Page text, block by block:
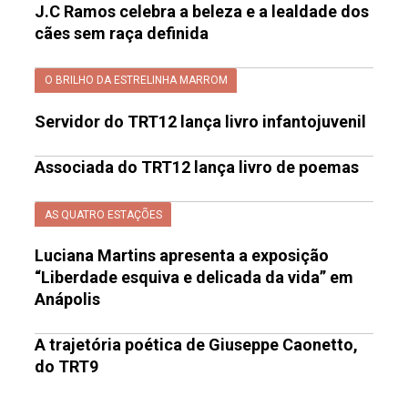
J.C Ramos celebra a beleza e a lealdade dos
cães sem raça definida
O BRILHO DA ESTRELINHA MARROM
Servidor do TRT12 lança livro infantojuvenil
Associada do TRT12 lança livro de poemas
AS QUATRO ESTAÇÕES
Luciana Martins apresenta a exposição
“Liberdade esquiva e delicada da vida” em
Anápolis
A trajetória poética de Giuseppe Caonetto,
do TRT9